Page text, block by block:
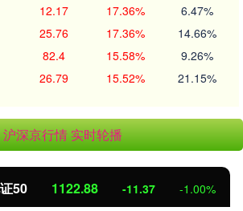
12.17 17.36% 6.47%
25.76 17.36% 14.66%
82.4 15.58% 9.26%
26.79 15.52% 21.15%
沪深京行情 实时轮播
1122.88 -11.37 -1.00%